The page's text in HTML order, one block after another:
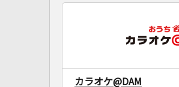
カラオケ@DAM